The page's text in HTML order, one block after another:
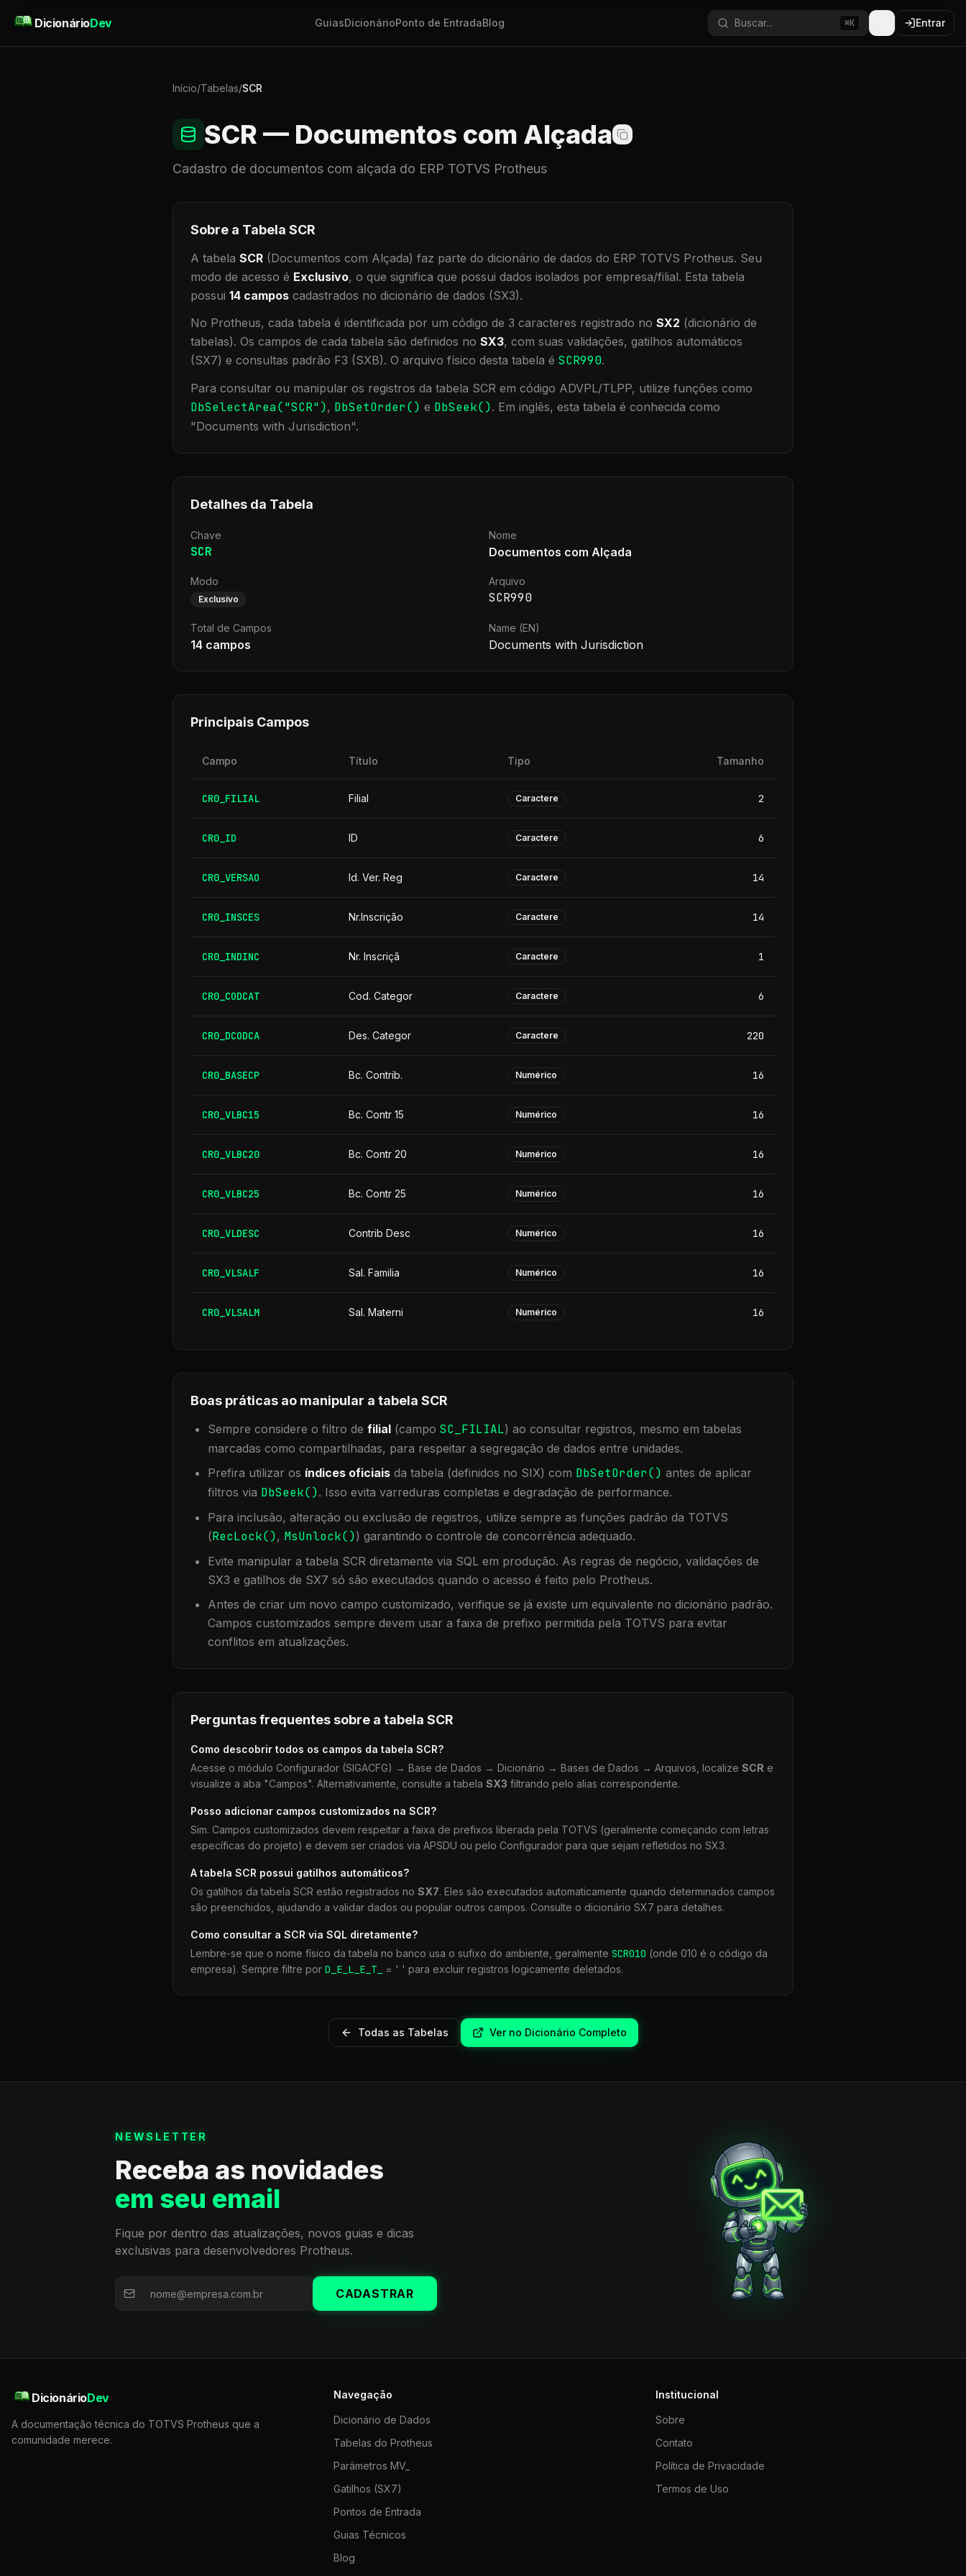
DicionárioDev GuiasDicionárioPonto de EntradaBlog Buscar... ⌘K Entrar
Início/Tabelas/SCR
SCR — Documentos com Alçada
Cadastro de documentos com alçada do ERP TOTVS Protheus
Sobre a Tabela SCR
A tabela SCR (Documentos com Alçada) faz parte do dicionário de dados do ERP TOTVS Protheus. Seu
modo de acesso é Exclusivo, o que significa que possui dados isolados por empresa/filial. Esta tabela
possui 14 campos cadastrados no dicionário de dados (SX3).
No Protheus, cada tabela é identificada por um código de 3 caracteres registrado no SX2 (dicionário de
tabelas). Os campos de cada tabela são definidos no SX3, com suas validações, gatilhos automáticos
(SX7) e consultas padrão F3 (SXB). O arquivo físico desta tabela é SCR990.
Para consultar ou manipular os registros da tabela SCR em código ADVPL/TLPP, utilize funções como
DbSelectArea("SCR"), DbSetOrder() e DbSeek(). Em inglês, esta tabela é conhecida como
"Documents with Jurisdiction".
Detalhes da Tabela
Chave
SCR
Nome
Documentos com Alçada
Modo
Exclusivo
Arquivo
SCR990
Total de Campos
14 campos
Name (EN)
Documents with Jurisdiction
Principais Campos
Campo Título Tipo Tamanho
CR0_FILIAL Filial Caractere 2
CR0_ID ID Caractere 6
CR0_VERSAO Id. Ver. Reg Caractere 14
CR0_INSCES Nr.Inscrição Caractere 14
CR0_INDINC Nr. Inscriçã Caractere 1
CR0_CODCAT Cod. Categor Caractere 6
CR0_DCODCA Des. Categor Caractere 220
CR0_BASECP Bc. Contrib. Numérico 16
CR0_VLBC15 Bc. Contr 15 Numérico 16
CR0_VLBC20 Bc. Contr 20 Numérico 16
CR0_VLBC25 Bc. Contr 25 Numérico 16
CR0_VLDESC Contrib Desc Numérico 16
CR0_VLSALF Sal. Familia Numérico 16
CR0_VLSALM Sal. Materni Numérico 16
Boas práticas ao manipular a tabela SCR
Sempre considere o filtro de filial (campo SC_FILIAL) ao consultar registros, mesmo em tabelas
marcadas como compartilhadas, para respeitar a segregação de dados entre unidades.
Prefira utilizar os índices oficiais da tabela (definidos no SIX) com DbSetOrder() antes de aplicar
filtros via DbSeek(). Isso evita varreduras completas e degradação de performance.
Para inclusão, alteração ou exclusão de registros, utilize sempre as funções padrão da TOTVS
(RecLock(), MsUnlock()) garantindo o controle de concorrência adequado.
Evite manipular a tabela SCR diretamente via SQL em produção. As regras de negócio, validações de
SX3 e gatilhos de SX7 só são executados quando o acesso é feito pelo Protheus.
Antes de criar um novo campo customizado, verifique se já existe um equivalente no dicionário padrão.
Campos customizados sempre devem usar a faixa de prefixo permitida pela TOTVS para evitar
conflitos em atualizações.
Perguntas frequentes sobre a tabela SCR
Como descobrir todos os campos da tabela SCR?
Acesse o módulo Configurador (SIGACFG) → Base de Dados → Dicionário → Bases de Dados → Arquivos, localize SCR e
visualize a aba "Campos". Alternativamente, consulte a tabela SX3 filtrando pelo alias correspondente.
Posso adicionar campos customizados na SCR?
Sim. Campos customizados devem respeitar a faixa de prefixos liberada pela TOTVS (geralmente começando com letras
específicas do projeto) e devem ser criados via APSDU ou pelo Configurador para que sejam refletidos no SX3.
A tabela SCR possui gatilhos automáticos?
Os gatilhos da tabela SCR estão registrados no SX7. Eles são executados automaticamente quando determinados campos
são preenchidos, ajudando a validar dados ou popular outros campos. Consulte o dicionário SX7 para detalhes.
Como consultar a SCR via SQL diretamente?
Lembre-se que o nome físico da tabela no banco usa o sufixo do ambiente, geralmente SCR010 (onde 010 é o código da
empresa). Sempre filtre por D_E_L_E_T_ = ' ' para excluir registros logicamente deletados.
Todas as Tabelas Ver no Dicionário Completo
NEWSLETTER
Receba as novidades
em seu email
Fique por dentro das atualizações, novos guias e dicas
exclusivas para desenvolvedores Protheus.
CADASTRAR
DicionárioDev
A documentação técnica do TOTVS Protheus que a
comunidade merece.
Navegação
Dicionário de Dados
Tabelas do Protheus
Parâmetros MV_
Gatilhos (SX7)
Pontos de Entrada
Guias Técnicos
Blog
Institucional
Sobre
Contato
Política de Privacidade
Termos de Uso